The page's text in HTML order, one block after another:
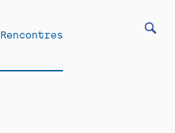
Rencontres